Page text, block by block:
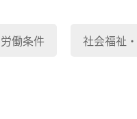
働条件
社会福祉